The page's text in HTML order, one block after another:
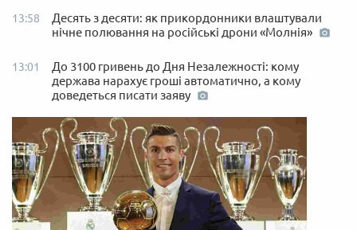
13:58
Десять з десяти: як прикордонники влаштували
нічне полювання на російські дрони «Молнія»
13:01
До 3100 гривень до Дня Незалежності: кому
держава нарахує гроші автоматично, а кому
доведеться писати заяву